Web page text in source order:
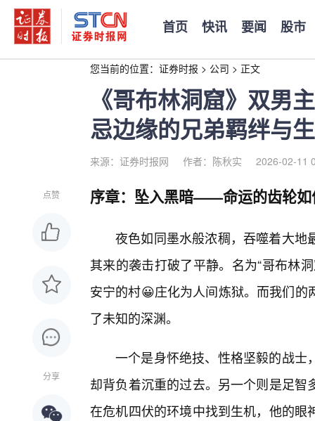
首页 快讯 要闻 股市
您当前的位置： 证券时报 > 公司 > 正文
《哥布林洞窟》双男
忌边缘的兄弟羁绊与
来源：证券时报网 作者：陈秋实 2026-02-11
点赞
分享
序章：坠入黑暗——命运的齿轮如
夜色如同墨水般浓稠，吞噬着大地
其来的袭击打破了平静。名为“哥布林
安宁的村😀庄化为人间炼狱。而我们
了未知的深渊。
一个是身怀绝技、性格坚毅的战士
却背负着沉重的过去。另一个则是足
在危机四伏的环境中找到生机，他的